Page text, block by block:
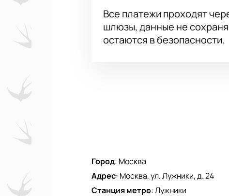
Все платежи проходят
шлюзы, данные не
остаются в безопасности.
Город: Москва
Адрес: Москва, ул. Лужники, д. 24
Станция метро:Лужники